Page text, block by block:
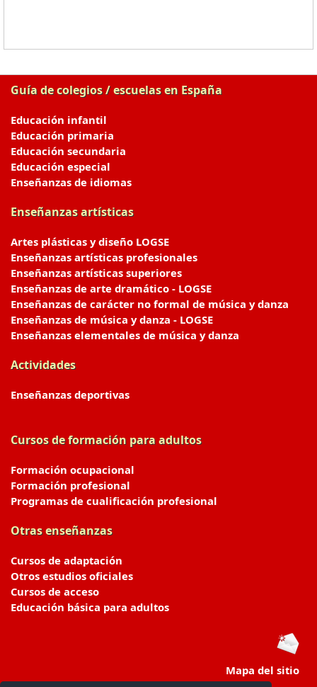
Guía de colegios / escuelas en España
Educación infantil
Educación primaria
Educación secundaria
Educación especial
Enseñanzas de idiomas
Enseñanzas artísticas
Artes plásticas y diseño LOGSE
Enseñanzas artísticas profesionales
Enseñanzas artísticas superiores
Enseñanzas de arte dramático - LOGSE
Enseñanzas de carácter no formal de música y danza
Enseñanzas de música y danza - LOGSE
Enseñanzas elementales de música y danza
Actividades
Enseñanzas deportivas
Cursos de formación para adultos
Formación ocupacional
Formación profesional
Programas de cualificación profesional
Otras enseñanzas
Cursos de adaptación
Otros estudios oficiales
Cursos de acceso
Educación básica para adultos
Mapa del sitio